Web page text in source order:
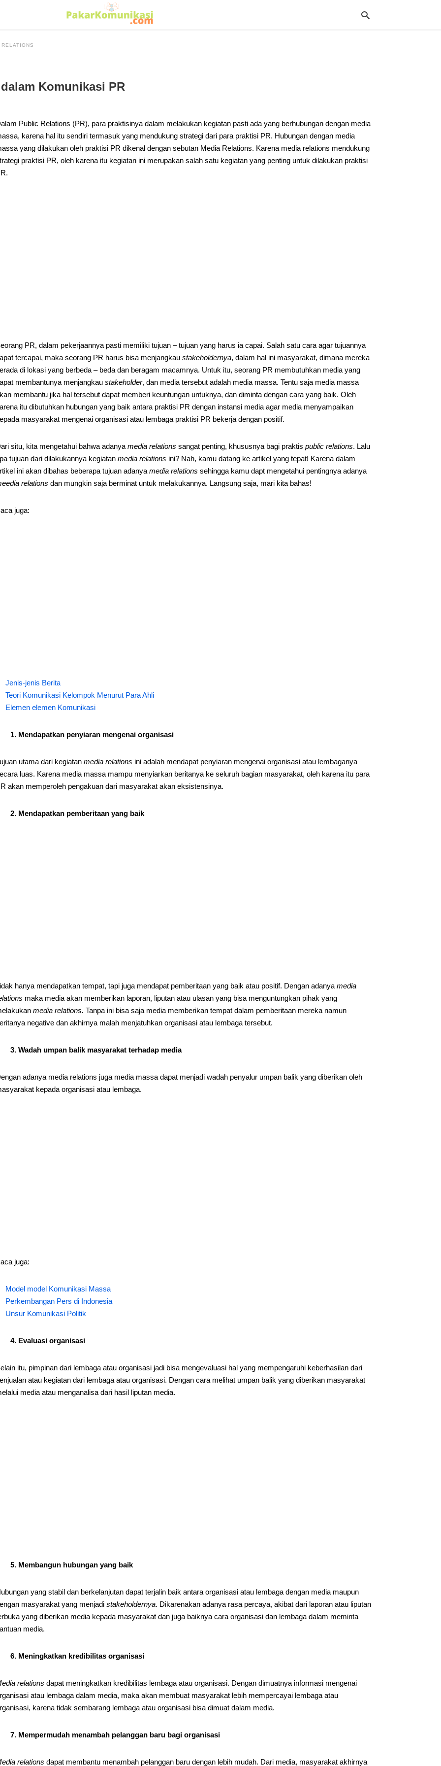
Komunikasi PR
Public Relations (PR), para praktisinya dalam melakukan kegiatan pasti ada yang berhubungan dengan media
karena hal itu sendiri termasuk yang mendukung strategi dari para praktisi PR. Hubungan dengan media
yang dilakukan oleh praktisi PR dikenal dengan sebutan Media Relations. Karena media relations mendukung
praktisi PR, oleh karena itu kegiatan ini merupakan salah satu kegiatan yang penting untuk dilakukan praktisi
PR, dalam pekerjaannya pasti memiliki tujuan – tujuan yang harus ia capai. Salah satu cara agar tujuannya
tercapai, maka seorang PR harus bisa menjangkau stakeholdernya, dalam hal ini masyarakat, dimana mereka
di lokasi yang berbeda – beda dan beragam macamnya. Untuk itu, seorang PR membutuhkan media yang
membantunya menjangkau stakeholder, dan media tersebut adalah media massa. Tentu saja media massa
membantu jika hal tersebut dapat memberi keuntungan untuknya, dan diminta dengan cara yang baik. Oleh
itu dibutuhkan hubungan yang baik antara praktisi PR dengan instansi media agar media menyampaikan
masyarakat mengenai organisasi atau lembaga praktisi PR bekerja dengan positif.
situ, kita mengetahui bahwa adanya media relations sangat penting, khususnya bagi praktis public relations. Lalu
tujuan dari dilakukannya kegiatan media relations ini? Nah, kamu datang ke artikel yang tepat! Karena dalam
ini akan dibahas beberapa tujuan adanya media relations sehingga kamu dapt mengetahui pentingnya adanya
edia relations dan mungkin saja berminat untuk melakukannya. Langsung saja, mari kita bahas!
juga:
Jenis-jenis Berita
Teori Komunikasi Kelompok Menurut Para Ahli
Elemen elemen Komunikasi
1. Mendapatkan penyiaran mengenai organisasi
utama dari kegiatan media relations ini adalah mendapat penyiaran mengenai organisasi atau lembaganya
luas. Karena media massa mampu menyiarkan beritanya ke seluruh bagian masyarakat, oleh karena itu para
akan memperoleh pengakuan dari masyarakat akan eksistensinya.
2. Mendapatkan pemberitaan yang baik
hanya mendapatkan tempat, tapi juga mendapat pemberitaan yang baik atau positif. Dengan adanya media
maka media akan memberikan laporan, liputan atau ulasan yang bisa menguntungkan pihak yang
media relations. Tanpa ini bisa saja media memberikan tempat dalam pemberitaan mereka namun
negative dan akhirnya malah menjatuhkan organisasi atau lembaga tersebut.
3. Wadah umpan balik masyarakat terhadap media
adanya media relations juga media massa dapat menjadi wadah penyalur umpan balik yang diberikan oleh
kepada organisasi atau lembaga.
juga:
Model model Komunikasi Massa
Perkembangan Pers di Indonesia
Unsur Komunikasi Politik
4. Evaluasi organisasi
itu, pimpinan dari lembaga atau organisasi jadi bisa mengevaluasi hal yang mempengaruhi keberhasilan dari
atau kegiatan dari lembaga atau organisasi. Dengan cara melihat umpan balik yang diberikan masyarakat
media atau menganalisa dari hasil liputan media.
5. Membangun hubungan yang baik
yang stabil dan berkelanjutan dapat terjalin baik antara organisasi atau lembaga dengan media maupun
masyarakat yang menjadi stakeholdernya. Dikarenakan adanya rasa percaya, akibat dari laporan atau liputan
yang diberikan media kepada masyarakat dan juga baiknya cara organisasi dan lembaga dalam meminta
media.
6. Meningkatkan kredibilitas organisasi
relations dapat meningkatkan kredibilitas lembaga atau organisasi. Dengan dimuatnya informasi mengenai
atau lembaga dalam media, maka akan membuat masyarakat lebih mempercayai lembaga atau
karena tidak sembarang lembaga atau organisasi bisa dimuat dalam media.
7. Mempermudah menambah pelanggan baru bagi organisasi
relations dapat membantu menambah pelanggan baru dengan lebih mudah. Dari media, masyarakat akhirnya